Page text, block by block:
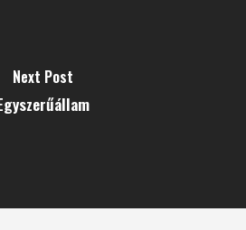
Next Post